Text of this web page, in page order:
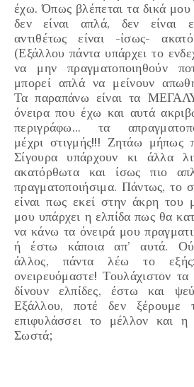
έχω. Όπως βλέπεται τα δικά μου
δεν είναι απλά, δεν είναι
αντιθέτως είναι -ίσως-
(Εξάλλου πάντα υπάρχει το
να μην πραγματοποιηθούν
μπορεί απλά να μείνουν
Τα παραπάνω είναι τα
όνειρα που έχω και αυτά
περιγράφω… τα
μέχρι στιγμής!!! Ζητάω μήπως
Σίγουρα υπάρχουν κι άλλα
ακατόρθωτα και ίσως πιο
πραγματοποιήσιμα. Πάντως, το
είναι πως εκεί στην άκρη του
μου υπάρχει η ελπίδα πως θα
να κάνω τα όνειρά μου
ή έστω κάποια απ’ αυτά.
άλλος, πάντα λέω το
ονειρευόμαστε! Τουλάχιστον τα
δίνουν ελπίδες, έστω και
Εξάλλου, ποτέ δεν ξέρουμε
επιφυλάσσει το μέλλον και η
Σωστά;